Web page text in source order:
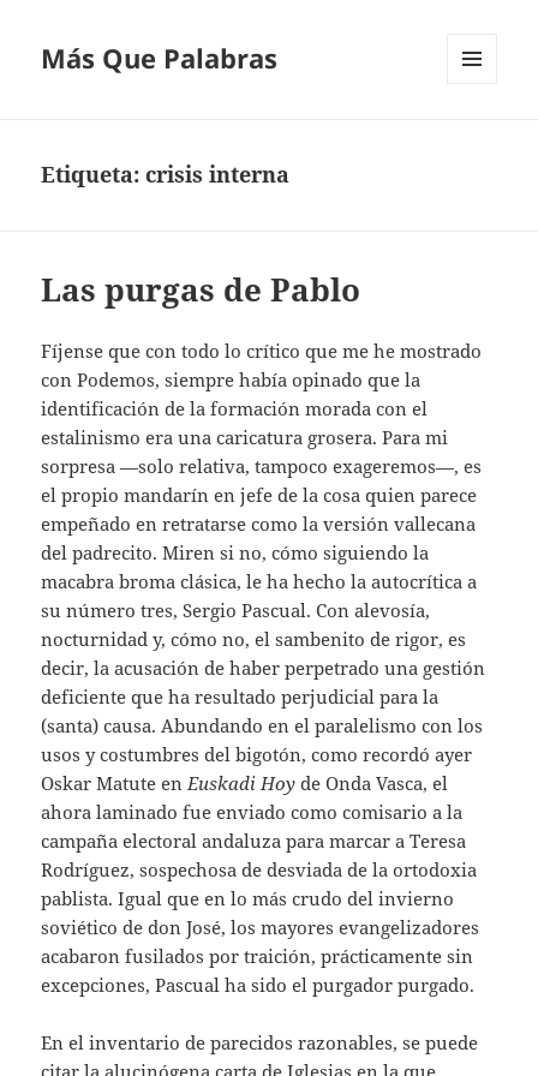
Más Que Palabras
Etiqueta:crisis interna
Las purgas de Pablo
Fíjense que con todo lo crítico que me he mostrado
con Podemos, siempre había opinado que la
identificación de la formación morada con el
estalinismo era una caricatura grosera. Para mi
sorpresa —solo relativa, tampoco exageremos—, es
el propio mandarín en jefe de la cosa quien parece
empeñado en retratarse como la versión vallecana
del padrecito. Miren si no, cómo siguiendo la
macabra broma clásica, le ha hecho la autocrítica a
su número tres, Sergio Pascual. Con alevosía,
nocturnidad y, cómo no, el sambenito de rigor, es
decir, la acusación de haber perpetrado una gestión
deficiente que ha resultado perjudicial para la
(santa) causa. Abundando en el paralelismo con los
usos y costumbres del bigotón, como recordó ayer
Oskar Matute enEuskadi Hoy de Onda Vasca, el
ahora laminado fue enviado como comisario a la
campaña electoral andaluza para marcar a Teresa
Rodríguez, sospechosa de desviada de la ortodoxia
pablista. Igual que en lo más crudo del invierno
soviético de don José, los mayores evangelizadores
acabaron fusilados por traición, prácticamente sin
excepciones, Pascual ha sido el purgador purgado.
En el inventario de parecidos razonables, se puede